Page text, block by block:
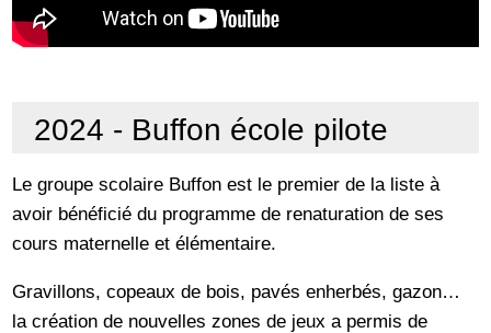
2024 - Buffon école pilote
Le groupe scolaire Buffon est le premier de la liste à
avoir bénéficié du programme de renaturation de ses
cours maternelle et élémentaire.
Gravillons, copeaux de bois, pavés enherbés, gazon…
la création de nouvelles zones de jeux a permis de